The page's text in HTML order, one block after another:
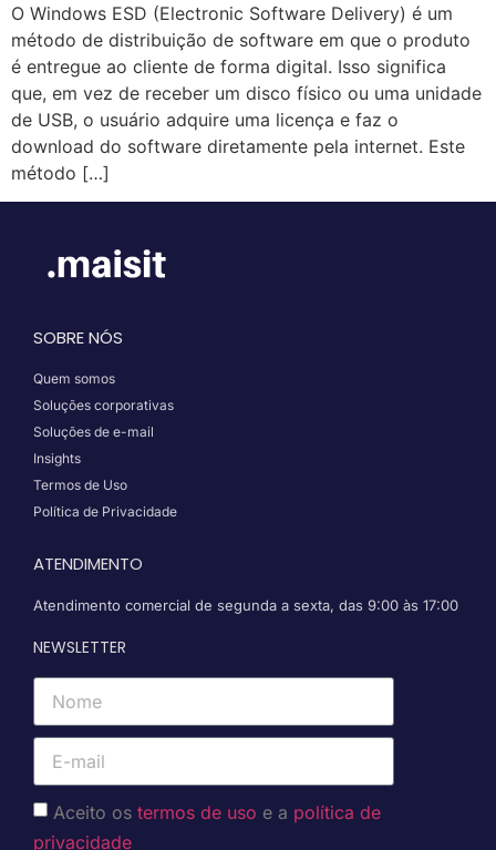
O Windows ESD (Electronic Software Delivery) é um
método de distribuição de software em que o produto
é entregue ao cliente de forma digital. Isso significa
que, em vez de receber um disco físico ou uma unidade
de USB, o usuário adquire uma licença e faz o
download do software diretamente pela internet. Este
método […]
SOBRE NÓS
Quem somos
Soluções corporativas
Soluções de e-mail
Insights
Termos de Uso
Política de Privacidade
ATENDIMENTO
Atendimento comercial de segunda a sexta, das 9:00 às 17:00
NEWSLETTER
Aceito os termos de uso e a política de
privacidade